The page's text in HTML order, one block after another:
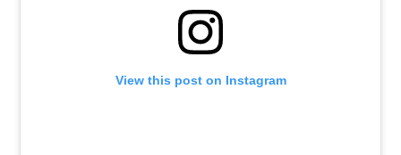
View this post on Instagram